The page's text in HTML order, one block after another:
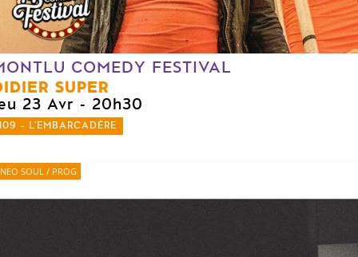
COMEDY FESTIVAL
SUPER
23 Avr - 20h30
- L'EMBARCADÈRE
NEO SOUL / PROG